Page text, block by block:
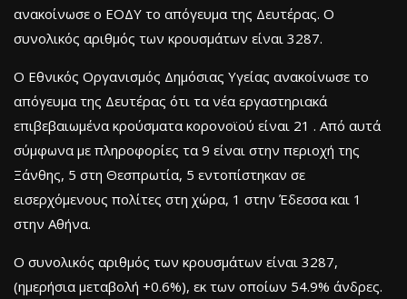
ανακοίνωσε ο ΕΟΔΥ το απόγευμα της Δευτέρας. Ο
συνολικός αριθμός των κρουσμάτων είναι 3287.
Ο Εθνικός Οργανισμός Δημόσιας Υγείας ανακοίνωσε το
απόγευμα της Δευτέρας ότι τα νέα εργαστηριακά
επιβεβαιωμένα κρούσματα κορονοϊού είναι 21 . Από αυτά
σύμφωνα με πληροφορίες τα 9 είναι στην περιοχή της
Ξάνθης, 5 στη Θεσπρωτία, 5 εντοπίστηκαν σε
εισερχόμενους πολίτες στη χώρα, 1 στην Έδεσσα και 1
στην Αθήνα.
Ο συνολικός αριθμός των κρουσμάτων είναι 3287,
(ημερήσια μεταβολή +0.6%), εκ των οποίων 54.9% άνδρες.